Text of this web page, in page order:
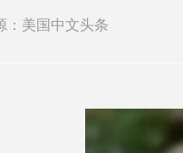
：美国中文头条